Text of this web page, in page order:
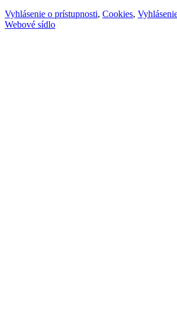
Vyhlásenie o prístupnosti, Cookies,
Webové sídlo